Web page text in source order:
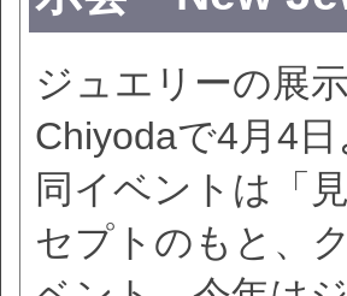
ジュエリーの展
Chiyodaで4月4
同イベントは「
セプトのもと、